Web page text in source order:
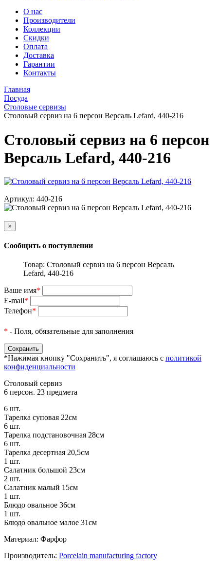
О нас
Производители
Коллекции
Скидки
Оплата
Доставка
Гарантии
Контакты
Главная
Посуда
Столовые сервизы
Столовый сервиз на 6 персон Версаль Lefard, 440-216
Столовый сервиз на 6 персон
Версаль Lefard, 440-216
Артикул: 440-216
×
Сообщить о поступлении
Товар: Столовый сервиз на 6 персон Версаль
Lefard, 440-216
Ваше имя*
E-mail*
Телефон*
* - Поля, обязательные для заполнения
*Нажимая кнопку "Сохранить", я соглашаюсь с политикой
конфиденциальности
Столовый сервиз
6 персон. 23 предмета
6 шт.
Тарелка суповая 22см
6 шт.
Тарелка подстановочная 28см
6 шт.
Тарелка десертная 20,5см
1 шт.
Салатник большой 23см
2 шт.
Салатник малый 15см
1 шт.
Блюдо овальное 36см
1 шт.
Блюдо овальное малое 31см
Материал: Фарфор
Производитель: Porcelain manufacturing factory